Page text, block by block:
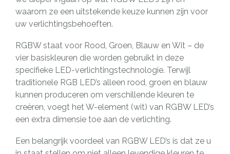
waarom ze een uitstekende keuze kunnen zijn voor
uw verlichtingsbehoeften.
RGBW staat voor Rood, Groen, Blauw en Wit – de
vier basiskleuren die worden gebruikt in deze
specifieke LED-verlichtingstechnologie. Terwijl
traditionele RGB LED’s alleen rood, groen en blauw
kunnen produceren om verschillende kleuren te
creëren, voegt het W-element (wit) van RGBW LED’s
een extra dimensie toe aan de verlichting.
Een belangrijk voordeel van RGBW LED’s is dat ze u